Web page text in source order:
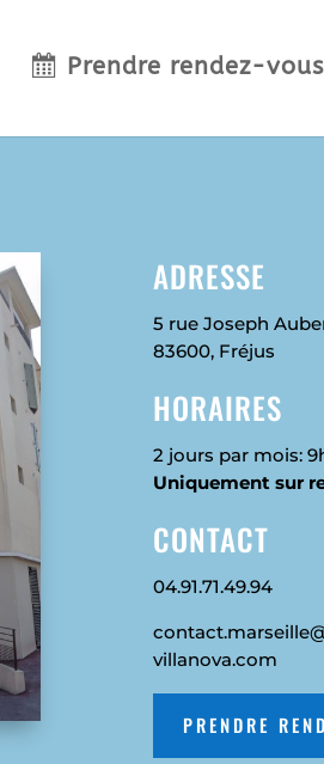
Prendre rendez-vous
ADRESSE
5 rue Joseph
83600, Fréjus
HORAIRES
2 jours par mois:
Uniquement sur
CONTACT
04.91.71.49.94
villanova.com
PRENDRE